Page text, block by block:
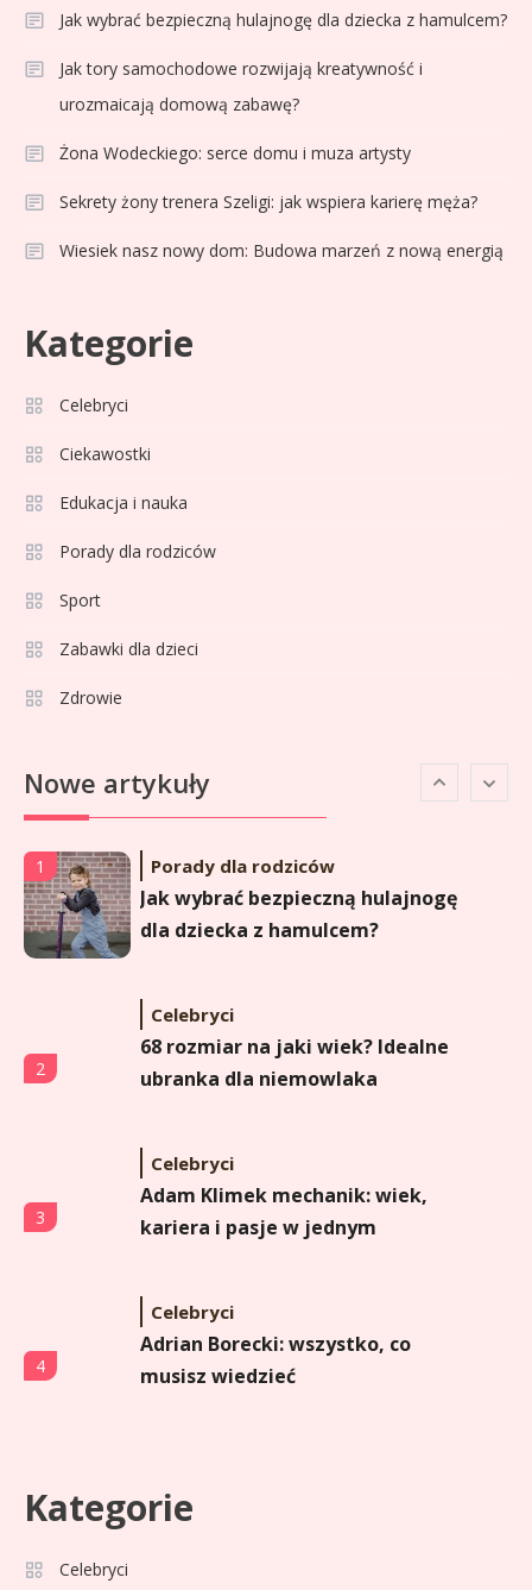
Jak wybrać bezpieczną hulajnogę dla dziecka z hamulcem?
Jak tory samochodowe rozwijają kreatywność i
urozmaicają domową zabawę?
Żona Wodeckiego: serce domu i muza artysty
Sekrety żony trenera Szeligi: jak wspiera karierę męża?
Wiesiek nasz nowy dom: Budowa marzeń z nową energią
Kategorie
Celebryci
Ciekawostki
Edukacja i nauka
Porady dla rodziców
Sport
Zabawki dla dzieci
Zdrowie
Nowe artykuły
kariera i pasje w jednym
Adrian Borecki: wszystko, co
6
popularna influencerka?
1 Porady dla rodziców
Jak wybrać bezpieczną hulajnogę
dla dziecka z hamulcem?
2
Celebryci
68 rozmiar na jaki wiek? Idealne
ubranka dla niemowlaka
3
Celebryci
Adam Klimek mechanik: wiek,
kariera i pasje w jednym
4
Celebryci
Adrian Borecki: wszystko, co
musisz wiedzieć
5
Agata Adamek wiek: ile lat ma
znana dziennikarka?
Kategorie
Celebryci